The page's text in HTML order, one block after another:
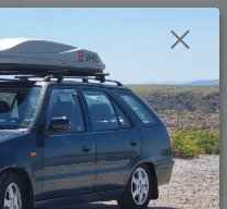
Menu
Hledat
0,00 Kč